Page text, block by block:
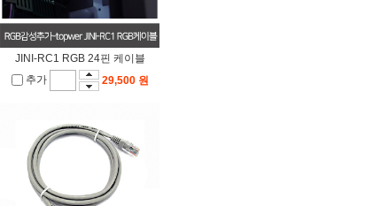
JINI-RC1 RGB 24핀 케이블
추가
29,500 원